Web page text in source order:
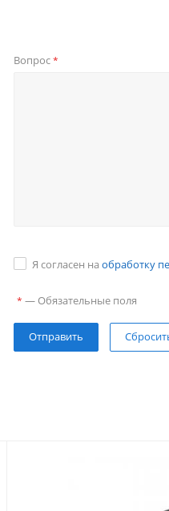
Вопрос*
Я согласен на обработку
* — Обязательные поля